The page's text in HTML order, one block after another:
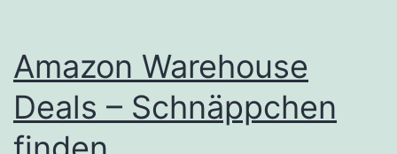
Amazon Warehouse
Deals – Schnäppchen